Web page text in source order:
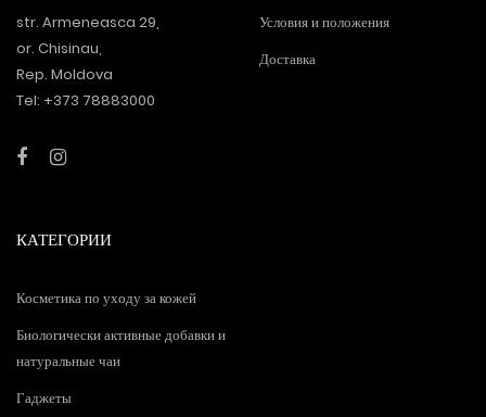
str. Armeneasca 29,
or. Chisinau,
Rep. Moldova
Tel: +373 78883000
Условия и положения
Доставка
КАТЕГОРИИ
Косметика по уходу за кожей
Биологически активные добавки и
натуральные чаи
Гаджеты